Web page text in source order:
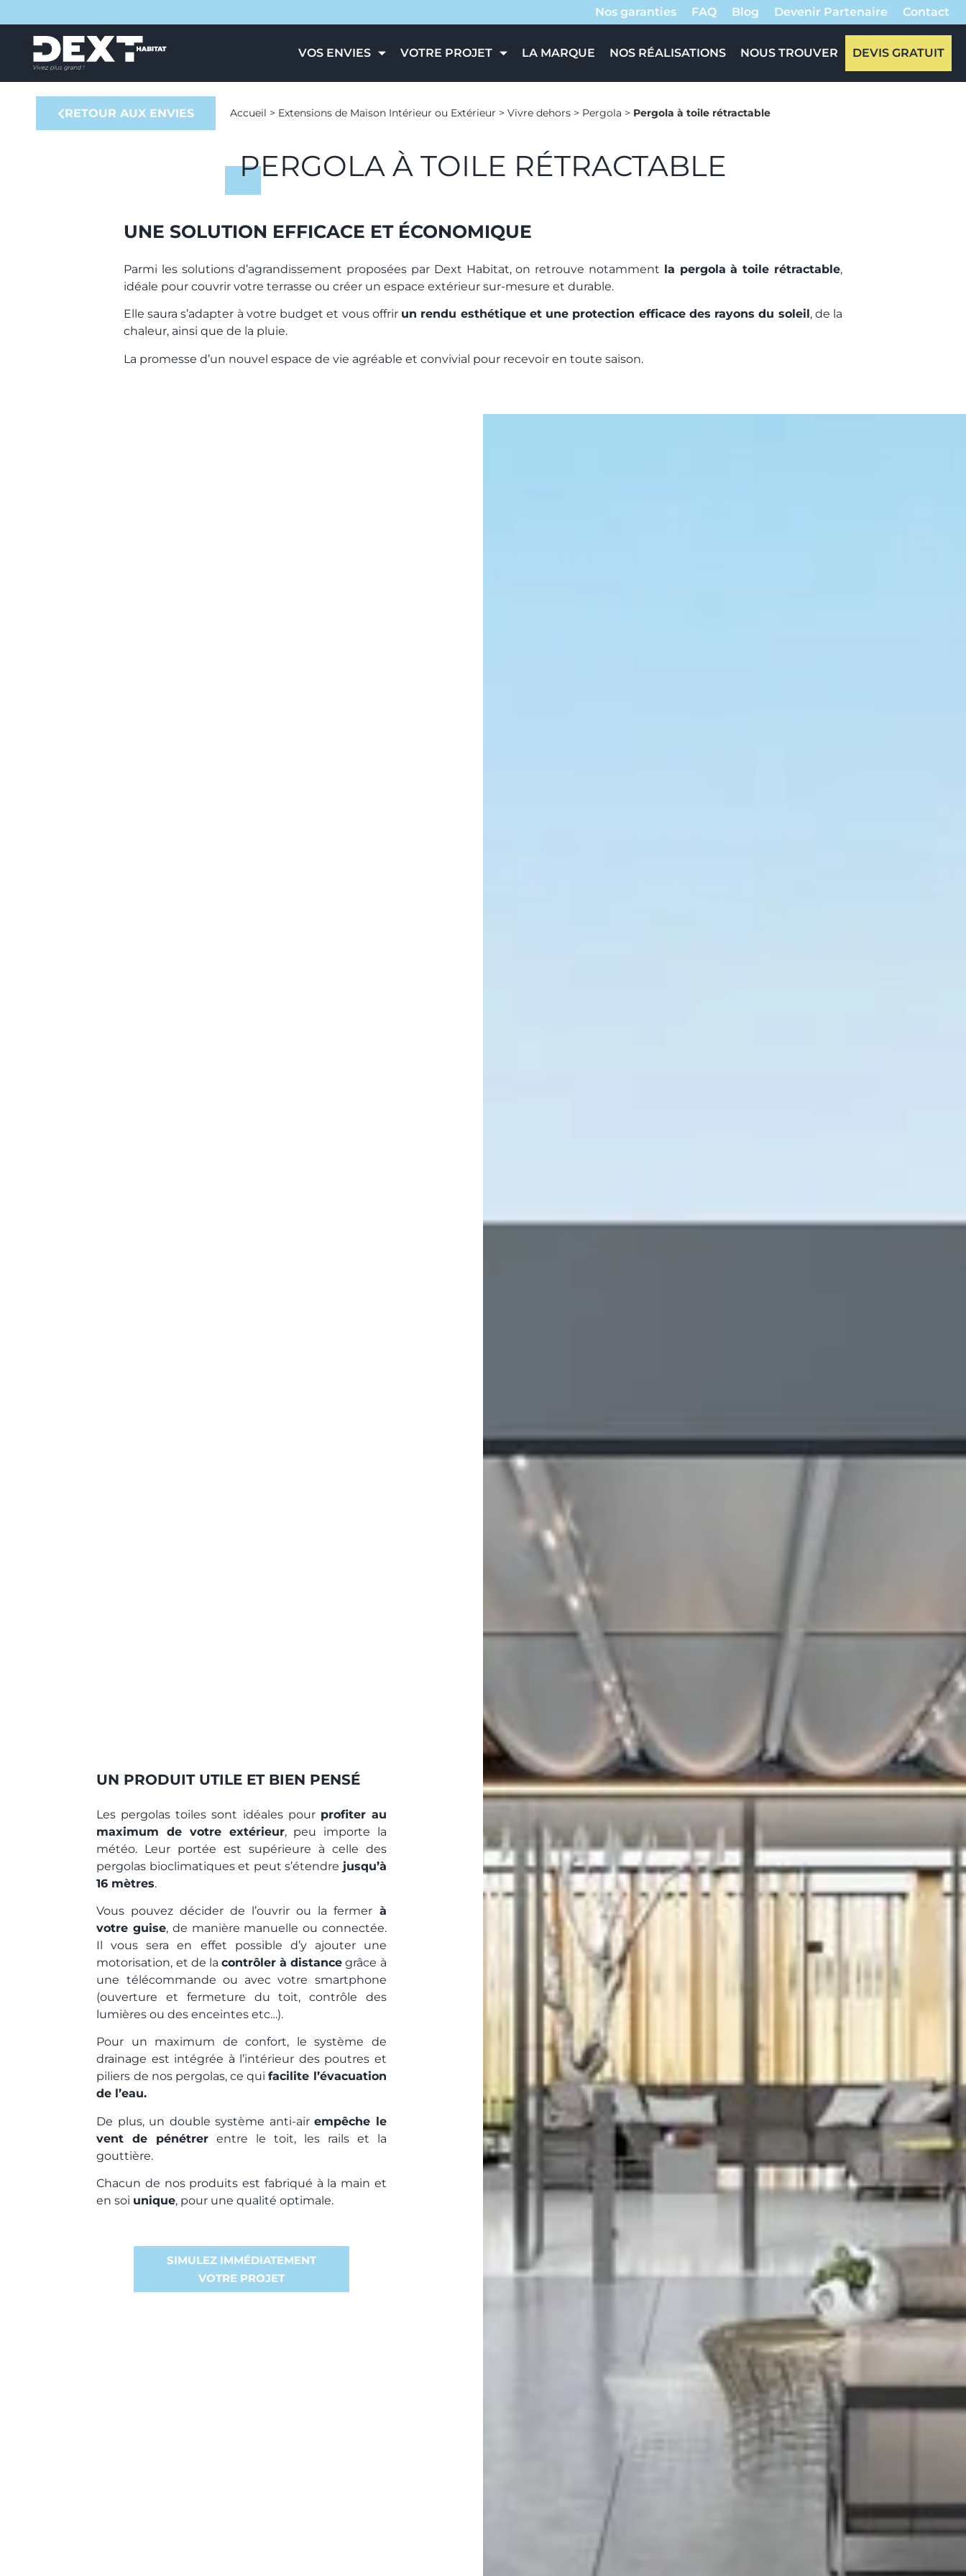
Nos garanties FAQ Blog Devenir Partenaire Contact
VOS ENVIES VOTRE PROJET LA MARQUE NOS RÉALISATIONS NOUS TROUVER DEVIS GRATUIT
RETOUR AUX ENVIES Accueil > Extensions de Maison Intérieur ou Extérieur > Vivre dehors > Pergola > Pergola à toile rétractable
PERGOLA À TOILE RÉTRACTABLE
UNE SOLUTION EFFICACE ET ÉCONOMIQUE
Parmi les solutions d’agrandissement proposées par Dext Habitat, on retrouve notamment la pergola à toile rétractable,
idéale pour couvrir votre terrasse ou créer un espace extérieur sur-mesure et durable.
Elle saura s’adapter à votre budget et vous offrir un rendu esthétique et une protection efficace des rayons du soleil, de la
chaleur, ainsi que de la pluie.
La promesse d’un nouvel espace de vie agréable et convivial pour recevoir en toute saison.
UN PRODUIT UTILE ET BIEN PENSÉ
Les pergolas toiles sont idéales pour profiter au
maximum de votre extérieur, peu importe la
météo. Leur portée est supérieure à celle des
pergolas bioclimatiques et peut s’étendre jusqu’à
16 mètres.
Vous pouvez décider de l’ouvrir ou la fermerà
votre guise, de manière manuelle ou connectée.
Il vous sera en effet possible d’y ajouter une
motorisation, et de la contrôler à distance grâce à
une télécommande ou avec votre smartphone
(ouverture et fermeture du toit, contrôle des
lumières ou des enceintes etc…).
Pour un maximum de confort, le système de
drainage est intégrée à l’intérieur des poutres et
piliers de nos pergolas, ce quifacilite l’évacuation
de l’eau.
De plus, un double système anti-airempêche le
vent de pénétrer entre le toit, les rails et la
gouttière.
Chacun de nos produits est fabriqué à la main et
en soi unique, pour une qualité optimale.
SIMULEZ IMMÉDIATEMENT
VOTRE PROJET